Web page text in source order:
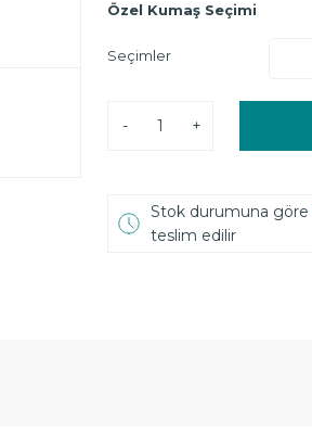
Özel Kumaş Seçimi
Seçimler
- +
Stok durumuna göre
teslim edilir